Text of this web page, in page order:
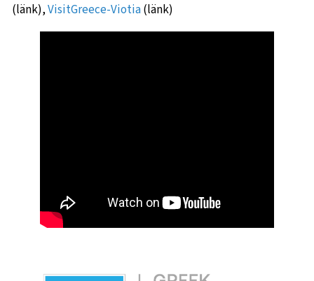
(länk),VisitGreece-Viotia(länk)